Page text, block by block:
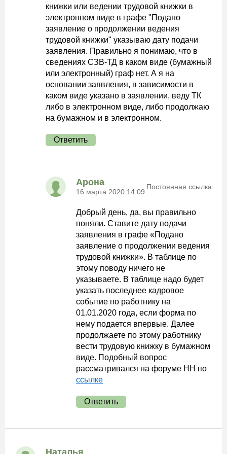
книжки или ведении трудовой книжки в
электронном виде в графе "Подано
заявление о продолжении ведения
трудовой книжки" указываю дату подачи
заявления. Правильно я понимаю, что в
сведениях СЗВ-ТД в каком виде (бумажный
или электронный) граф нет. А я на
основании заявления, в зависимости в
каком виде указано в заявлении, веду ТК
либо в электронном виде, либо продолжаю
на бумажном и в электронном.
Ответить
Арона
16 марта 2020 14:09
Постоянная ссылка
Добрый день, да, вы правильно
поняли. Ставите дату подачи
заявления в графе «Подано
заявление о продолжении ведения
трудовой книжки». В таблице по
этому поводу ничего не
указываете. В таблице надо будет
указать последнее кадровое
событие по работнику на
01.01.2020 года, если форма по
нему подается впервые. Далее
продолжаете по этому работнику
вести трудовую книжку в бумажном
виде. Подобный вопрос
рассматривался на форуме НН по
ссылке
Ответить